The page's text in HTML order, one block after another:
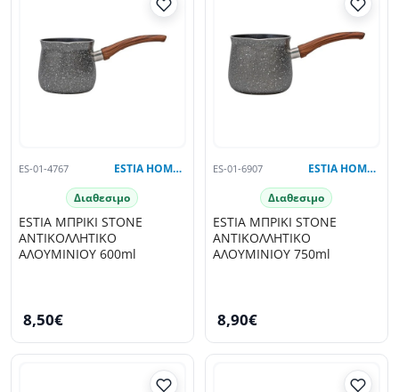
ES-01-4767 ESTIA HOME ART
Διαθεσιμο
ESTIA ΜΠΡΙΚΙ STONE
ΑΝΤΙΚΟΛΛΗΤΙΚΟ
ΑΛΟΥΜΙΝΙΟΥ 600ml
8,50€
ES-01-6907 ESTIA HOME ART
Διαθεσιμο
ESTIA ΜΠΡΙΚΙ STONE
ΑΝΤΙΚΟΛΛΗΤΙΚΟ
ΑΛΟΥΜΙΝΙΟΥ 750ml
8,90€